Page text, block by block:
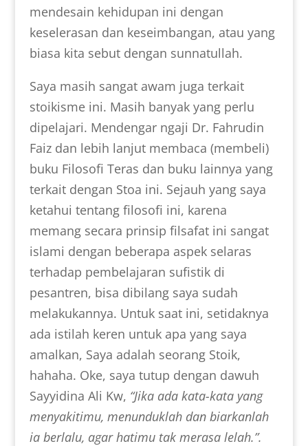
mendesain kehidupan ini dengan
keselerasan dan keseimbangan, atau yang
biasa kita sebut dengan sunnatullah.
Saya masih sangat awam juga terkait
stoikisme ini. Masih banyak yang perlu
dipelajari. Mendengar ngaji Dr. Fahrudin
Faiz dan lebih lanjut membaca (membeli)
buku Filosofi Teras dan buku lainnya yang
terkait dengan Stoa ini. Sejauh yang saya
ketahui tentang filosofi ini, karena
memang secara prinsip filsafat ini sangat
islami dengan beberapa aspek selaras
terhadap pembelajaran sufistik di
pesantren, bisa dibilang saya sudah
melakukannya. Untuk saat ini, setidaknya
ada istilah keren untuk apa yang saya
amalkan, Saya adalah seorang Stoik,
hahaha. Oke, saya tutup dengan dawuh
Sayyidina Ali Kw, “Jika ada kata-kata yang
menyakitimu, menunduklah dan biarkanlah
ia berlalu, agar hatimu tak merasa lelah.”.